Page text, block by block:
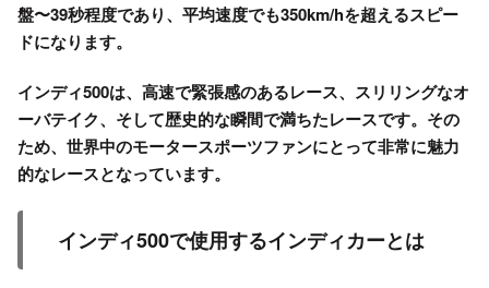
盤〜39秒程度であり、平均速度でも350km/hを超えるスピー
ドになります。
インディ500は、高速で緊張感のあるレース、スリリングなオ
ーバテイク、そして歴史的な瞬間で満ちたレースです。その
ため、世界中のモータースポーツファンにとって非常に魅力
的なレースとなっています。
インディ500で使用するインディカーとは